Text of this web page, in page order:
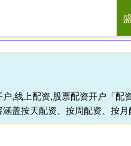
,线上配资,股票配资开户「
盖按天配资、按周配资、按